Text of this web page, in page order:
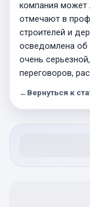
компания может
отмечают в
строителей и
осведомлена об
очень
переговоров,
← Вернуться к